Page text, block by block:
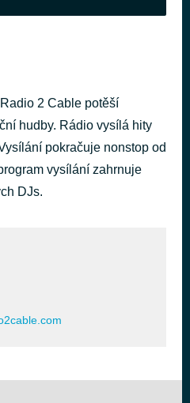
2 Cable potěší
hudby. Rádio vysílá hity
pokračuje nonstop od
vysílání zahrnuje
DJs.